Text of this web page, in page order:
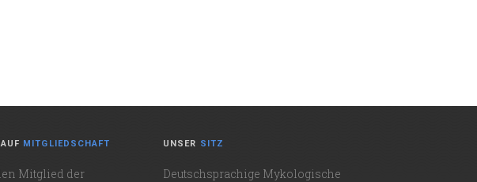
MITGLIEDSCHAFT
Mitglied der
UNSER SITZ
Deutschsprachige Mykologische